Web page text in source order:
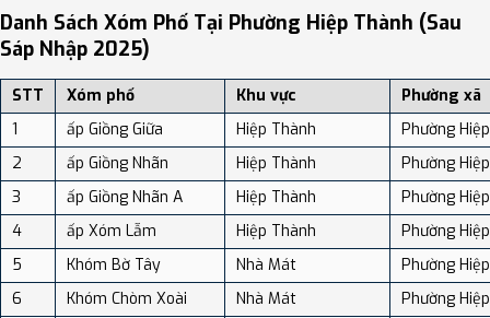
địa điểm tại: VReview.vn - Nền tảng review địa điểm, dịch vụ và du
lịch uy tín tại Việt Nam.
Danh Sách Xóm Phố Tại Phường Hiệp Thành (sau
Sáp Nhập 2025)
STT Xóm phố Khu vực
Phường xã
1
ấp Giồng Giữa Hiệp Thành
Phường
2
ấp Giồng Nhãn Hiệp Thành
Phường
3
ấp Giồng Nhãn A Hiệp Thành
Phường
4
ấp Xóm Lẫm Hiệp Thành
Phường
5
Khóm Bờ Tây Nhà Mát
Phường
6
Khóm Chòm Xoài Nhà Mát
Phường